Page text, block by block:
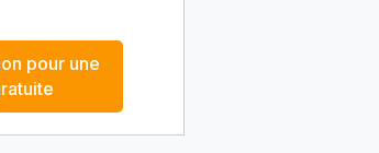
pour une